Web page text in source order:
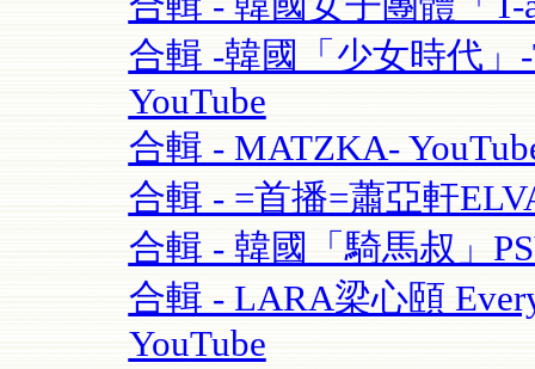
合輯 -韓國「少女時代」
YouTube
合輯 - MATZKA-
合輯 - =首播=蕭亞軒
合輯 - 韓國「騎馬叔」
合輯 - LARA梁心頤
YouTube